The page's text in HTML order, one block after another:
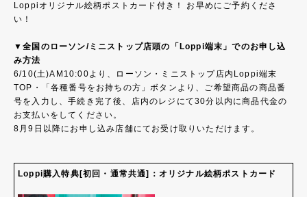
Loppiオリジナル絵柄ポストカード付き！ お早めにご予約くださ
い！
▼全国のローソン/ミニストップ店頭の「Loppi端末」でのお申し込
み方法
6/10(土)AM10:00より、ローソン・ミニストップ店内Loppi端末
TOP・「各種番号をお持ちの方」ボタンより、ご希望商品の商品番
号を入力し、手続き完了後、店内のレジにて30分以内に商品代金の
お支払いをしてください。
8月9日以降にお申し込み店舗にてお受け取りいただけます。
Loppi購入特典[初回・通常共通]：オリジナル絵柄ポストカード